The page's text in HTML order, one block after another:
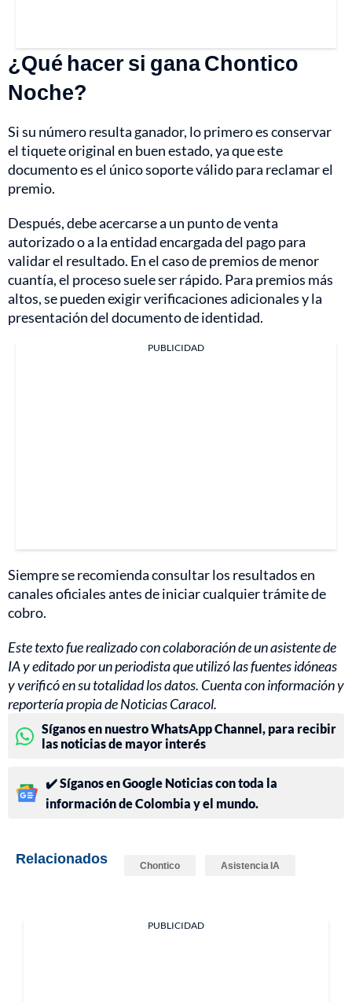
¿Qué hacer si gana Chontico
Noche?
Si su número resulta ganador, lo primero es conservar
el tiquete original en buen estado, ya que este
documento es el único soporte válido para reclamar el
premio.
Después, debe acercarse a un punto de venta
autorizado o a la entidad encargada del pago para
validar el resultado. En el caso de premios de menor
cuantía, el proceso suele ser rápido. Para premios más
altos, se pueden exigir verificaciones adicionales y la
presentación del documento de identidad.
PUBLICIDAD
Siempre se recomienda consultar los resultados en
canales oficiales antes de iniciar cualquier trámite de
cobro.
Este texto fue realizado con colaboración de un asistente de
IA y editado por un periodista que utilizó las fuentes idóneas
y verificó en su totalidad los datos. Cuenta con información y
reportería propia de Noticias Caracol.
Síganos en nuestro WhatsApp Channel, para recibir
las noticias de mayor interés
✔️ Síganos en Google Noticias con toda la
información de Colombia y el mundo.
Relacionados Chontico Asistencia IA
PUBLICIDAD